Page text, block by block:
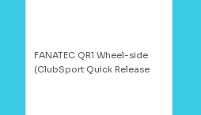
FANATEC QR1 Wheel-side
(ClubSport Quick Release